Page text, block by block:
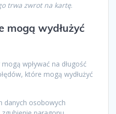
trwa zwrot na kartę.
mogą wydłużyć
wpływać na długość
które mogą wydłużyć
danych osobowych